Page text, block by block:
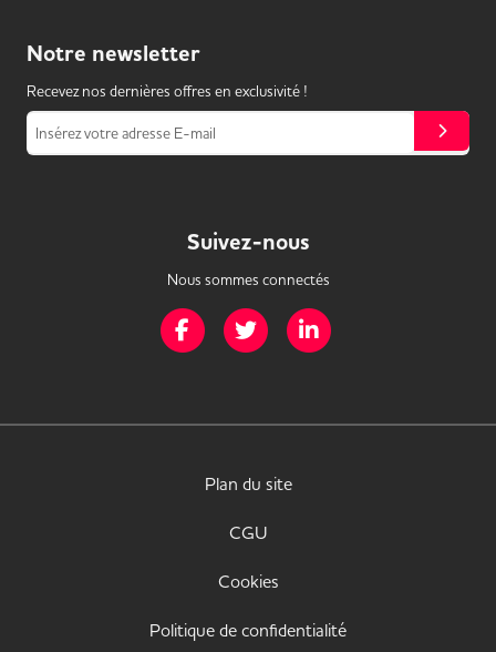
Notre newsletter
Recevez nos dernières offres en exclusivité !
Insérez votre adresse E-mail
Suivez-nous
Nous sommes connectés
Page Facebook de Mission Handicap
Page Twitter de Mission Handicap
Plan du site
CGU
Cookies
Politique de confidentialité